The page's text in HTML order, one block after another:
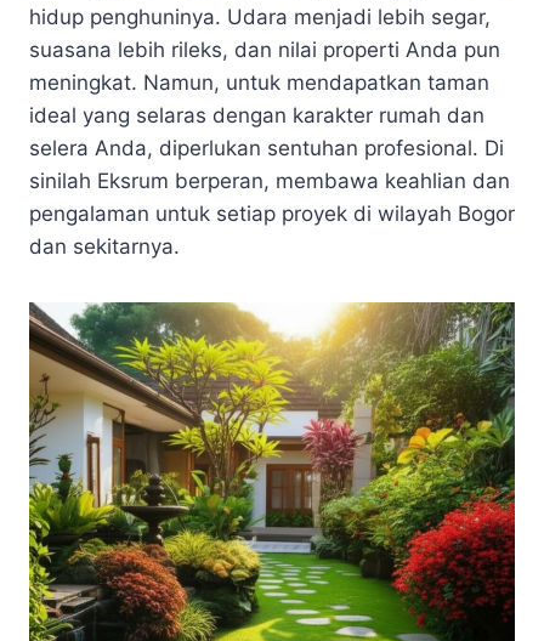
hidup penghuninya. Udara menjadi lebih segar,
suasana lebih rileks, dan nilai properti Anda pun
meningkat. Namun, untuk mendapatkan taman
ideal yang selaras dengan karakter rumah dan
selera Anda, diperlukan sentuhan profesional. Di
sinilah Eksrum berperan, membawa keahlian dan
pengalaman untuk setiap proyek di wilayah Bogor
dan sekitarnya.